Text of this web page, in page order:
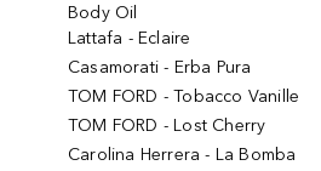
Body Oil
Lattafa - Eclaire
Casamorati - Erba Pura
TOM FORD - Tobacco Vanille
TOM FORD - Lost Cherry
Carolina Herrera - La Bomba